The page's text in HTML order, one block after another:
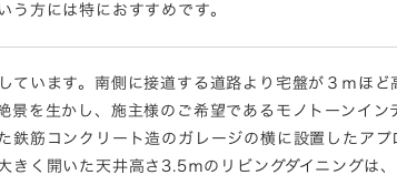
う方には特におすすめです。
ています。南側に接道する道路より宅盤が３ｍほ
景を生かし、施主様のご希望であるモノトーンイン
鉄筋コンクリート造のガレージの横に設置したア
きく開いた天井高さ3.5ｍのリビングダイニングは